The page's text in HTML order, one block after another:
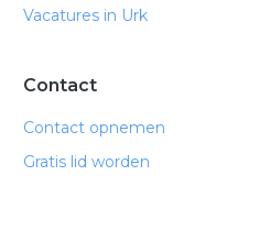
Vacatures in Urk
Contact
Contact opnemen
Gratis lid worden